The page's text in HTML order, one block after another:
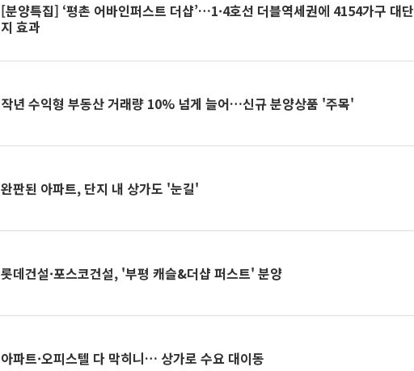
[분양특집] ‘평촌 어바인퍼스트 더샵’…1·4호선 더블역세권에 4154가구 대단
지 효과
작년 수익형 부동산 거래량 10% 넘게 늘어…신규 분양상품 '주목'
완판된 아파트, 단지 내 상가도 '눈길'
롯데건설·포스코건설, '부평 캐슬&더샵 퍼스트' 분양
아파트·오피스텔 다 막히니… 상가로 수요 대이동